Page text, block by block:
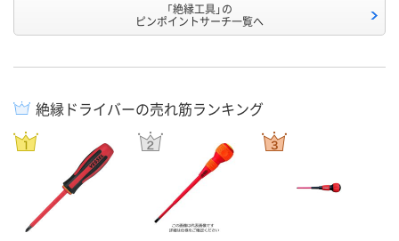
「絶縁工具」の
ピンポイントサーチ一覧へ
絶縁ドライバーの売れ筋ランキング